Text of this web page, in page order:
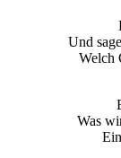
Und
Welch
Was